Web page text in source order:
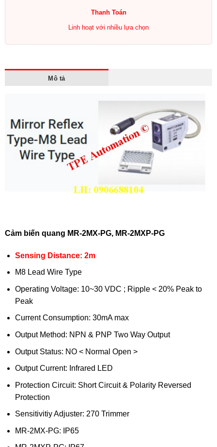
Thanh Toán
Linh hoạt với nhiều lựa chọn
Mô tả
Cảm biến quang MR-2MX-PG, MR-2MXP-PG
Sensing Distance: 2m
M8 Lead Wire Type
Operating Voltage: 10~30 VDC ; Ripple < 20% Peak to
Peak
Current Consumption: 30mA max
Output Method: NPN & PNP Two Way Output
Output Status: NO < Normal Open >
Output Current: Infrared LED
Protection Circuit: Short Circuit & Polarity Reversed
Protection
Sensitivitiy Adjuster: 270 Trimmer
MR-2MX-PG: IP65